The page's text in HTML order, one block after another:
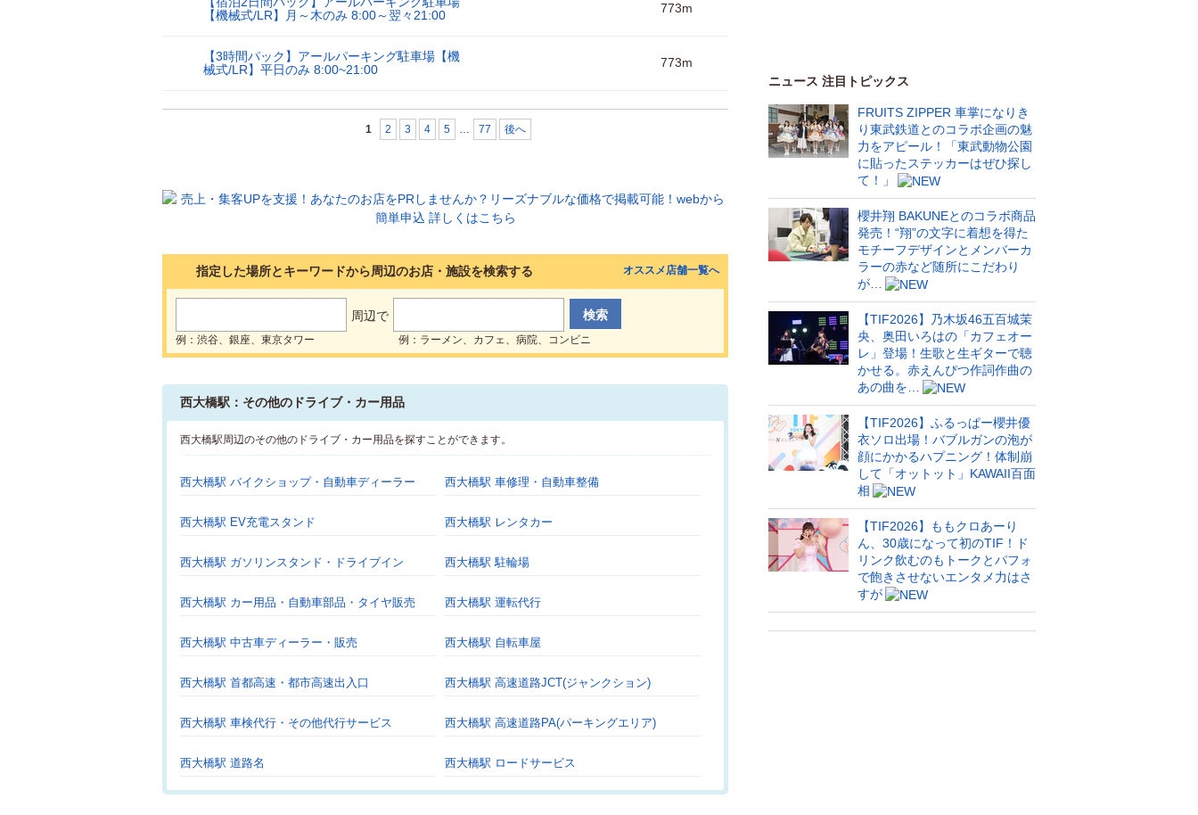
【機械式/LR】月～木のみ 8:00～翌々21:00
773m
【3時間パック】アールパーキング駐車場【機
械式/LR】平日のみ 8:00~21:00
773m
1 2 3 4 5 … 77 後へ
指定した場所とキーワードから周辺のお店・施設を検索する
周辺で
例：渋谷、銀座、東京タワー 例：ラーメン、カフェ、病院、コンビニ
オススメ店舗一覧へ
西大橋駅：その他のドライブ・カー用品
西大橋駅周辺のその他のドライブ・カー用品を探すことができます。
西大橋駅 バイクショップ・自動車ディーラー 西大橋駅 車修理・自動車整備
西大橋駅 EV充電スタンド 西大橋駅 レンタカー
西大橋駅 ガソリンスタンド・ドライブイン 西大橋駅 駐輪場
西大橋駅 カー用品・自動車部品・タイヤ販売 西大橋駅 運転代行
西大橋駅 中古車ディーラー・販売 西大橋駅 自転車屋
西大橋駅 首都高速・都市高速出入口 西大橋駅 高速道路JCT(ジャンクション)
西大橋駅 車検代行・その他代行サービス 西大橋駅 高速道路PA(パーキングエリア)
西大橋駅 道路名 西大橋駅 ロードサービス
ニュース 注目トピックス
FRUITS ZIPPER 車掌になりき
り東武鉄道とのコラボ企画の魅
力をアピール！「東武動物公園
に貼ったステッカーはぜひ探し
て！」
櫻井翔 BAKUNEとのコラボ商品
発売！“翔”の文字に着想を得た
モチーフデザインとメンバーカ
ラーの赤など随所にこだわり
が…
【TIF2026】乃木坂46五百城茉
央、奥田いろはの「カフェオー
レ」登場！生歌と生ギターで聴
かせる。赤えんぴつ作詞作曲の
あの曲を…
【TIF2026】ふるっぱー櫻井優
衣ソロ出場！バブルガンの泡が
顔にかかるハプニング！体制崩
して「オットット」KAWAII百面
相
【TIF2026】ももクロあーり
ん、30歳になって初のTIF！ド
リンク飲むのもトークとパフォ
で飽きさせないエンタメ力はさ
すが